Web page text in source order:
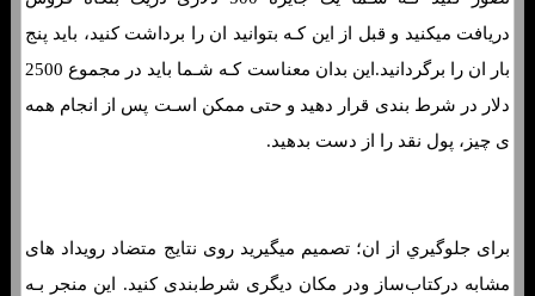
دریافت میکنید و قبل از این کـه بتوانید ان را برداشت کنید، باید پنج
بار ان را برگردانید.این بدان معناست کـه شـما باید در مجموع 2500
دلار در شرط بندی قرار دهید و حتی ممکن اسـت پس از انجام همه
ی چیز، پول نقد را از دست بدهید.
برای جلوگیري از ان؛ تصمیم میگیرید روی نتایج متضاد رویداد های
مشابه درکتاب‌ساز ودر مکان دیگری شرط‌بندی کنید. این منجر بـه